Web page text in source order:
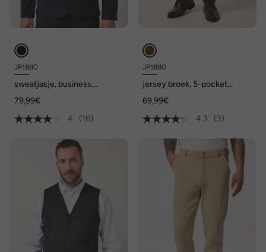
JP1880
sweatjasje, business,
opgestikte zakken, tot 7XL
79,99€
4
(16)
JP1880
jersey broek, 5-pocket
en match NEW YORK, tot
69,99€
4.3
(3)